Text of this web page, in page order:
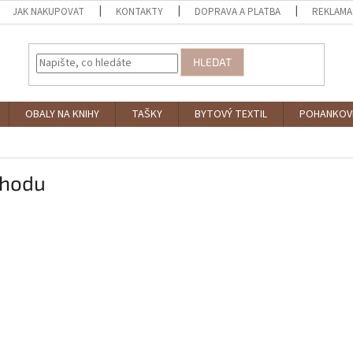
JAK NAKUPOVAT KONTAKTY DOPRAVA A PLATBA
HLEDAT
OBALY NA KNIHY TAŠKY BYTOVÝ TEXTIL